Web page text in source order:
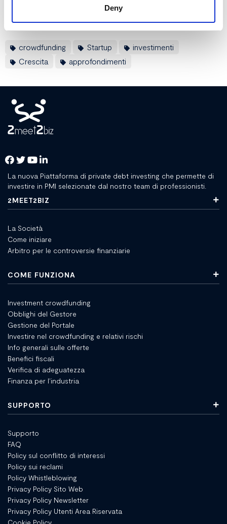
Deny
crowdfunding Startup
investimenti
Crescita
approfondimenti
La nuova Piattaforma di private debt investing che permette di
investire in PMI selezionate dal nostro team di professionisti.
2MEET2BIZ
La Società
Come iniziare
Arbitro per le controversie finanziarie
COME FUNZIONA
Investment crowdfunding
Obblighi del Gestore
Gestione del Portale
Investire nel crowdfunding e relativi rischi
Info generali sulle offerte
Benefici fiscali
Verifica di adeguatezza
Finanza per l'industria
SUPPORTO
Supporto
FAQ
Policy sul conflitto di interessi
Policy sui reclami
Policy Whistleblowing
Privacy Policy Sito Web
Privacy Policy Newsletter
Privacy Policy Utenti Area Riservata
Cookie Policy